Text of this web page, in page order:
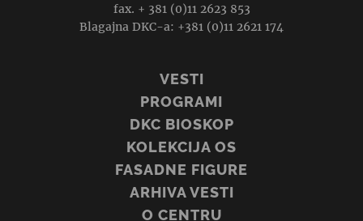
fax. + 381 (0)11 2623 853
Blagajna DKC-a: +381 (0)11 2621 174
VESTI
PROGRAMI
DKC BIOSKOP
KOLEKCIJA OS
FASADNE FIGURE
ARHIVA VESTI
O CENTRU